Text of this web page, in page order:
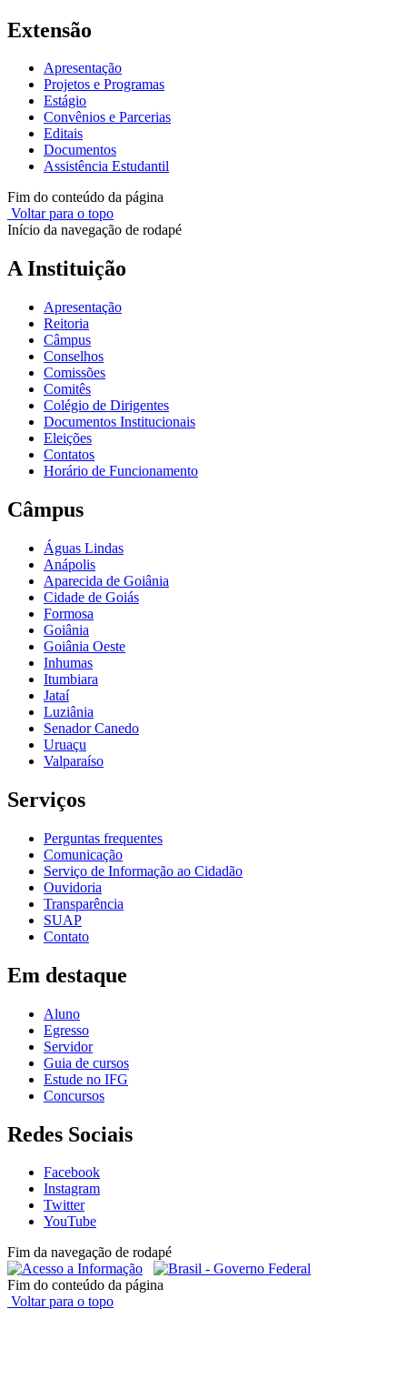
Extensão
Apresentação
Projetos e Programas
Estágio
Convênios e Parcerias
Editais
Documentos
Assistência Estudantil
Fim do conteúdo da página
Voltar para o topo
Início da navegação de rodapé
A Instituição
Apresentação
Reitoria
Câmpus
Conselhos
Comissões
Comitês
Colégio de Dirigentes
Documentos Institucionais
Eleições
Contatos
Horário de Funcionamento
Câmpus
Águas Lindas
Anápolis
Aparecida de Goiânia
Cidade de Goiás
Formosa
Goiânia
Goiânia Oeste
Inhumas
Itumbiara
Jataí
Luziânia
Senador Canedo
Uruaçu
Valparaíso
Serviços
Perguntas frequentes
Comunicação
Serviço de Informação ao Cidadão
Ouvidoria
Transparência
SUAP
Contato
Em destaque
Aluno
Egresso
Servidor
Guia de cursos
Estude no IFG
Concursos
Redes Sociais
Facebook
Instagram
Twitter
YouTube
Fim da navegação de rodapé
Fim do conteúdo da página
Voltar para o topo